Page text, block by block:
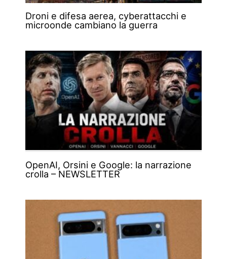
Droni e difesa aerea, cyberattacchi e
microonde cambiano la guerra
OpenAI, Orsini e Google: la narrazione
crolla – NEWSLETTER